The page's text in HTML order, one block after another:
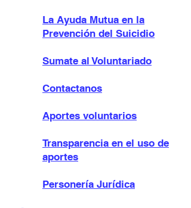
La Ayuda Mutua en la
Prevención del Suicidio
Sumate al Voluntariado
Contactanos
Aportes voluntarios
Transparencia en el uso de
aportes
Personería Jurídica